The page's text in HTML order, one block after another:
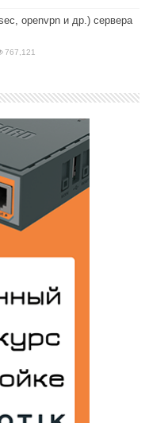
openvpn и др.) сервера
767,121